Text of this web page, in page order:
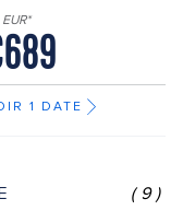
1 DATE
(9)